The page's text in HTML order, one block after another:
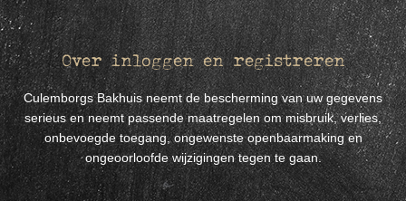
Over inloggen en registreren
Culemborgs Bakhuis neemt de bescherming van uw gegevens
serieus en neemt passende maatregelen om misbruik, verlies,
onbevoegde toegang, ongewenste openbaarmaking en
ongeoorloofde wijzigingen tegen te gaan.